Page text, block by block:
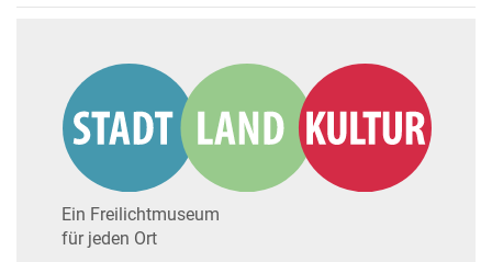
Ein Freilichtmuseum
für jeden Ort